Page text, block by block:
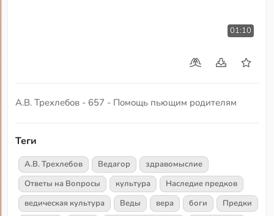
01:10
А.В. Трехлебов - 657 - Помощь пьющим родителям
Теги
А.В. Трехлебов Ведагор
здравомыслие
Ответы на Вопросы
культура
Наследие предков
ведическая культура
Веды вера боги
Предки